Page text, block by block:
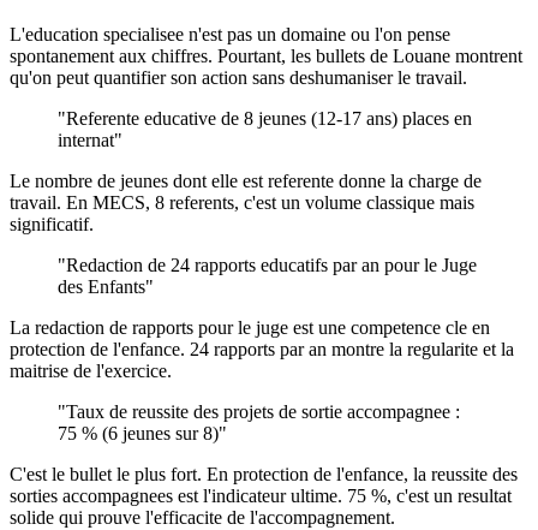
L'education specialisee n'est pas un domaine ou l'on pense
spontanement aux chiffres. Pourtant, les bullets de Louane montrent
qu'on peut quantifier son action sans deshumaniser le travail.
"Referente educative de 8 jeunes (12-17 ans) places en
internat"
Le nombre de jeunes dont elle est referente donne la charge de
travail. En MECS, 8 referents, c'est un volume classique mais
significatif.
"Redaction de 24 rapports educatifs par an pour le Juge
des Enfants"
La redaction de rapports pour le juge est une competence cle en
protection de l'enfance. 24 rapports par an montre la regularite et la
maitrise de l'exercice.
"Taux de reussite des projets de sortie accompagnee :
75 % (6 jeunes sur 8)"
C'est le bullet le plus fort. En protection de l'enfance, la reussite des
sorties accompagnees est l'indicateur ultime. 75 %, c'est un resultat
solide qui prouve l'efficacite de l'accompagnement.